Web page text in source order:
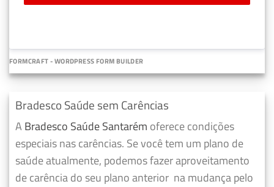
FORMCRAFT - WORDPRESS FORM BUILDER
Bradesco Saúde sem Carências
A Bradesco Saúde Santarém oferece condições
especiais nas carências. Se você tem um plano de
saúde atualmente, podemos fazeraproveitamento
de carência do seu plano anterior na mudança pelo